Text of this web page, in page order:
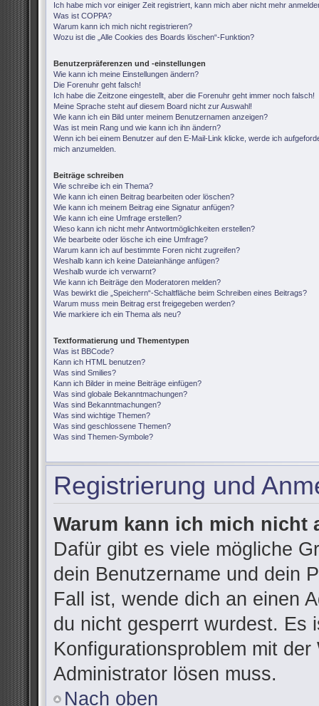
Ich habe mich vor einiger Zeit registriert, kann mich aber nicht mehr
Was ist COPPA?
Warum kann ich mich nicht registrieren?
Wozu ist die „Alle Cookies des Boards löschen“-Funktion?
Benutzerpräferenzen und -einstellungen
Wie kann ich meine Einstellungen ändern?
Die Forenuhr geht falsch!
Ich habe die Zeitzone eingestellt, aber die Forenuhr geht immer noch falsch!
Meine Sprache steht auf diesem Board nicht zur Auswahl!
Wie kann ich ein Bild unter meinem Benutzernamen anzeigen?
Was ist mein Rang und wie kann ich ihn ändern?
Wenn ich bei einem Benutzer auf den E-Mail-Link klicke, werde ich
mich anzumelden.
Beiträge schreiben
Wie schreibe ich ein Thema?
Wie kann ich einen Beitrag bearbeiten oder löschen?
Wie kann ich meinem Beitrag eine Signatur anfügen?
Wie kann ich eine Umfrage erstellen?
Wieso kann ich nicht mehr Antwortmöglichkeiten erstellen?
Wie bearbeite oder lösche ich eine Umfrage?
Warum kann ich auf bestimmte Foren nicht zugreifen?
Weshalb kann ich keine Dateianhänge anfügen?
Weshalb wurde ich verwarnt?
Wie kann ich Beiträge den Moderatoren melden?
Was bewirkt die „Speichern“-Schaltfläche beim Schreiben eines Beitrags?
Warum muss mein Beitrag erst freigegeben werden?
Wie markiere ich ein Thema als neu?
Textformatierung und Thementypen
Was ist BBCode?
Kann ich HTML benutzen?
Was sind Smilies?
Kann ich Bilder in meine Beiträge einfügen?
Was sind globale Bekanntmachungen?
Was sind Bekanntmachungen?
Was sind wichtige Themen?
Was sind geschlossene Themen?
Was sind Themen-Symbole?
Registrierung und
Warum kann ich mich nicht
Dafür gibt es viele mögliche
dein Benutzername und dein
Fall ist, wende dich an einen
du nicht gesperrt wurdest. Es
Konfigurationsproblem mit
Administrator lösen muss.
Nach oben